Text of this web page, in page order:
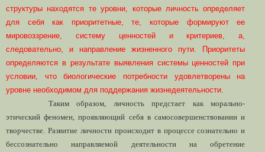
структуры находятся те уровни, которые личность определяет
для себя как приоритетные, те, которые формируют ее
мировоззрение, систему ценностей и критериев, а,
следовательно, и направление жизненного пути. Приоритеты
определяются в результате выявления системы ценностей при
условии, что биологические потребности удовлетворены на
уровне необходимом для поддержания жизнедеятельности.
Таким образом, личность предстает как морально-
этический феномен, проявляющий себя в самосовершенствовании и
творчестве. Развитиеличности происходит в процессе сознательно и
бессознательно направляемой деятельности на обретение